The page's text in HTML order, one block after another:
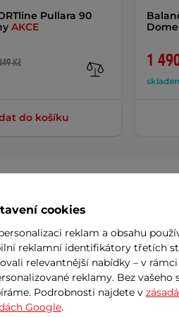
Pullara 90
AKCE
Kč
do košíku
1
každé domácí
uchycení ji
cookies
reklam a obsahu
reklamní identifikátory třetích
relevantnější nabídky – v
reklamy. Bez vašeho
Podrobnosti najdete v
Google.